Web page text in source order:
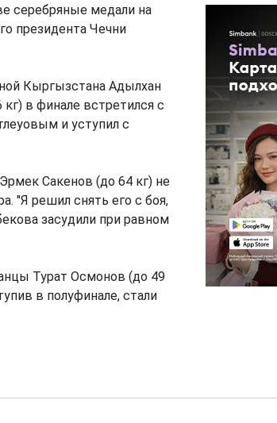
серебряные медали на
президента Чечни
Кыргызстана Адылхан
в финале встретился с
и уступил с
Сакенов (до 64 кг) не
"Я решил снять его с боя,
засудили при равном
Турат Осмонов (до 49
в полуфинале, стали